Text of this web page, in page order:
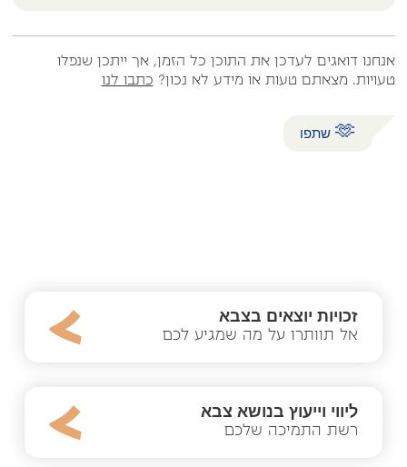
אנחנו דואגים לעדכן את התוכן כל הזמן, אך ייתכן שנפלו
טעויות. מצאתם טעות או מידע לא נכון? כתבו לנו
🫶 שתפו
זכויות יוצאים בצבא
אל תוותרו על מה שמגיע לכם
ליווי וייעוץ בנושא צבא
רשת התמיכה שלכם